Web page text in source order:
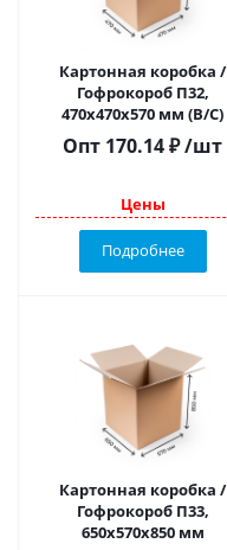
Картонная коробка /
Гофрокороб П32,
470х470х570 мм (В/С)
Опт 170.14₽/шт
Цены
Подробнее
Картонная коробка /
Гофрокороб П33,
650х570х850 мм